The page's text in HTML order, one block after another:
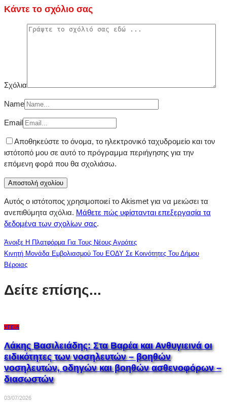
Κάντε το σχόλιο σας
Σχόλια
Name
Email
Αποθηκεύστε το όνομα, το ηλεκτρονικό ταχυδρομείο και τον
ιστότοπό μου σε αυτό το πρόγραμμα περιήγησης για την
επόμενη φορά που θα σχολιάσω.
Αυτός ο ιστότοπος χρησιμοποιεί το Akismet για να μειώσει τα
ανεπιθύμητα σχόλια. Μάθετε πώς υφίστανται επεξεργασία τα
δεδομένα των σχολίων σας.
Άνοιξε Η Πλατφόρμα Για Τους Νέους Αγρότες
Κινητή Μονάδα Εμβολιασμού Του ΕΟΔΥ Σε Κοινότητες Του Δήμου
Βέροιας
Δείτε επίσης...
ΥΓΕΊΑ
Λάκης Βασιλειάδης: Στα Βαρέα και Ανθυγιεινά οι
ειδικότητες των νοσηλευτών – βοηθών
νοσηλευτών, οδηγών και βοηθών ασθενοφόρων –
διασωστών
03/07/2026